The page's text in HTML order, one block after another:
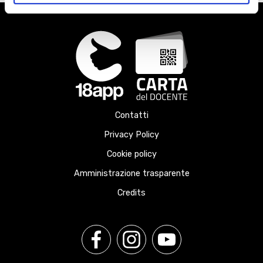
Contatti
Privacy Policy
Cookie policy
Amministrazione trasparente
Credits